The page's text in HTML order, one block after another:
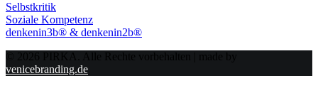
Selbstkritik
Soziale Kompetenz
denkenin3b® & denkenin2b®
© 2026 PIRKA. Alle Rechte vorbehalten | made by
venicebranding.de